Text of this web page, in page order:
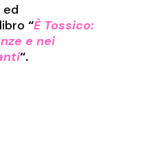
ed
“È Tossico:
e nei
“.